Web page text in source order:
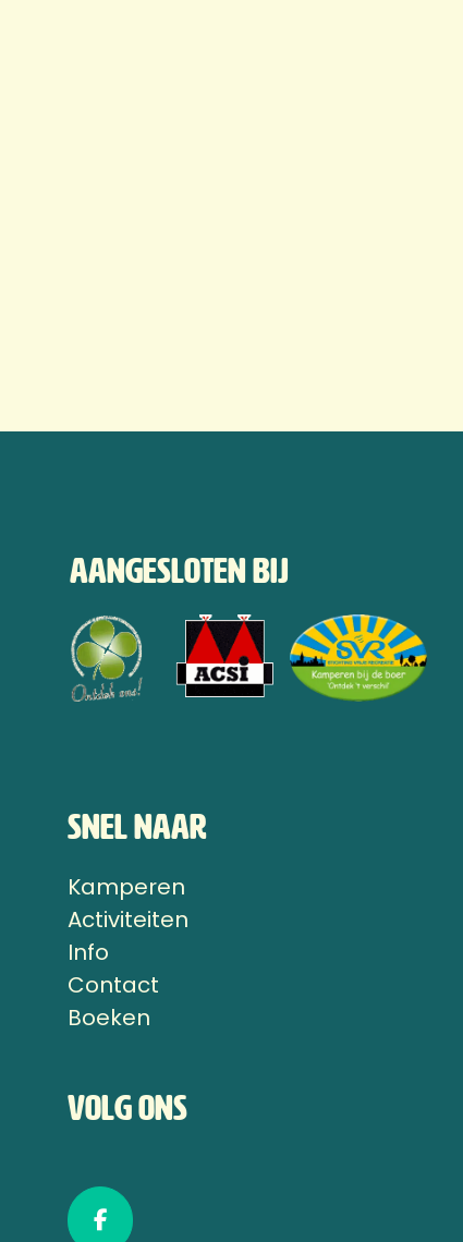
Aangesloten bij
Snel naar
Kamperen
Activiteiten
Info
Contact
Boeken
Volg ons